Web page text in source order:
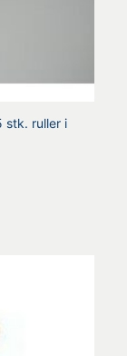
stk. ruller i